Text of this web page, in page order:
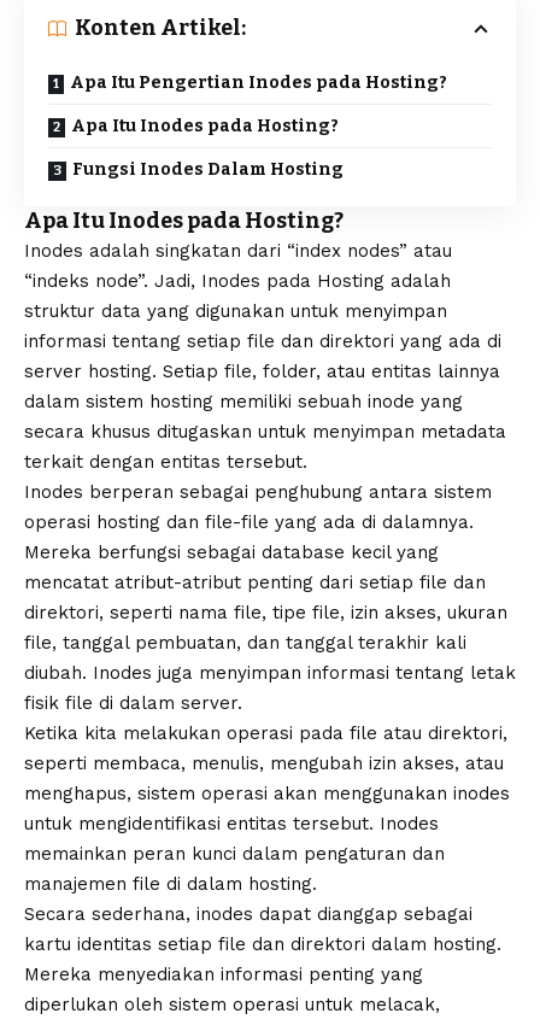
Konten Artikel:
Apa Itu Pengertian Inodes pada Hosting?
Apa Itu Inodes pada Hosting?
Fungsi Inodes Dalam Hosting
Apa Itu Inodes pada Hosting?
Inodes adalah singkatan dari “index nodes” atau
“indeks node”. Jadi, Inodes pada Hosting adalah
struktur data yang digunakan untuk menyimpan
informasi tentang setiap file dan direktori yang ada di
server hosting. Setiap file, folder, atau entitas lainnya
dalam sistem hosting memiliki sebuah inode yang
secara khusus ditugaskan untuk menyimpan metadata
terkait dengan entitas tersebut.
Inodes berperan sebagai penghubung antara sistem
operasi hosting dan file-file yang ada di dalamnya.
Mereka berfungsi sebagai database kecil yang
mencatat atribut-atribut penting dari setiap file dan
direktori, seperti nama file, tipe file, izin akses, ukuran
file, tanggal pembuatan, dan tanggal terakhir kali
diubah. Inodes juga menyimpan informasi tentang letak
fisik file di dalam server.
Ketika kita melakukan operasi pada file atau direktori,
seperti membaca, menulis, mengubah izin akses, atau
menghapus, sistem operasi akan menggunakan inodes
untuk mengidentifikasi entitas tersebut. Inodes
memainkan peran kunci dalam pengaturan dan
manajemen file di dalam hosting.
Secara sederhana, inodes dapat dianggap sebagai
kartu identitas setiap file dan direktori dalam hosting.
Mereka menyediakan informasi penting yang
diperlukan oleh sistem operasi untuk melacak,